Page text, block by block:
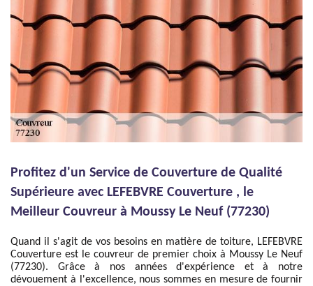
Profitez d'un Service de Couverture de Qualité
Supérieure avec LEFEBVRE Couverture , le
Meilleur Couvreur à Moussy Le Neuf (77230)
Quand il s'agit de vos besoins en matière de toiture, LEFEBVRE
Couverture est le couvreur de premier choix à Moussy Le Neuf
(77230). Grâce à nos années d'expérience et à notre
dévouement à l'excellence, nous sommes en mesure de fournir